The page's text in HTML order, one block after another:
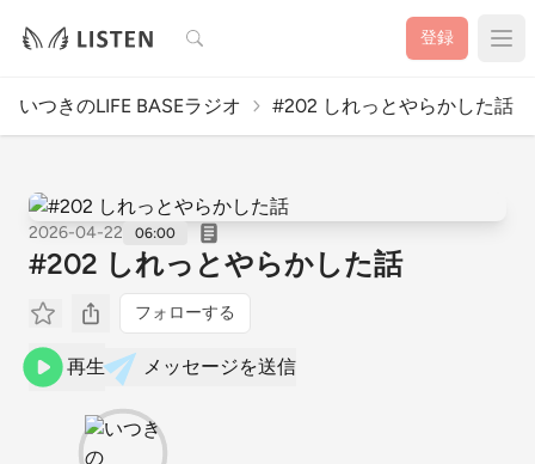
検索 登録
いつきのLIFE BASEラジオ #202 しれっとやらかした話
2026-04-22 06:00
#202 しれっとやらかした話
フォローする
再生 メッセージを送信